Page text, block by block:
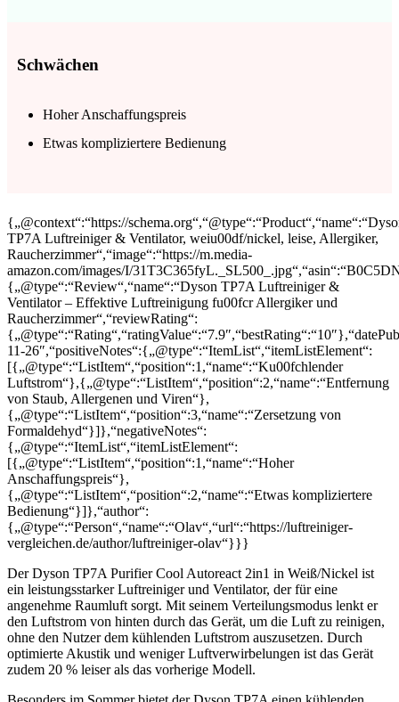
Schwächen
Hoher Anschaffungspreis
Etwas kompliziertere Bedienung
{„@context“:“https://
TP7A Luftreiniger & Ventilator, weiu00df/nickel, leise, Allergiker,
Raucherzimmer“,“image“:“https://m.media-
amazon.com/images/I/
{„@type“:“Review“,“name“:“Dyson TP7A Luftreiniger &
Ventilator – Effektive Luftreinigung fu00fcr Allergiker und
Raucherzimmer“,“reviewRating“:
11-26″,“positiveNotes“:{„@type“:“ItemList“,“itemListElement“:
[{„@type“:“ListItem“,“position“:1,“name“:“Ku00fchlender
Luftstrom“},{„@type“:“ListItem“,“position“:2,“name“:“Entfernung
von Staub, Allergenen und Viren“},
{„@type“:“ListItem“,“position“:3,“name“:“Zersetzung von
Formaldehyd“}]},“negativeNotes“:
{„@type“:“ItemList“,“itemListElement“:
[{„@type“:“ListItem“,“position“:1,“name“:“Hoher
Anschaffungspreis“},
{„@type“:“ListItem“,“position“:2,“name“:“Etwas kompliziertere
Bedienung“}]},“author“:
{„@type“:“Person“,“name“:“Olav“,“url“:“https://luftreiniger-
vergleichen.de/author/luftreiniger-olav“}}}
Der Dyson TP7A Purifier Cool Autoreact 2in1 in Weiß/Nickel ist
ein leistungsstarker Luftreiniger und Ventilator, der für eine
angenehme Raumluft sorgt. Mit seinem Verteilungsmodus lenkt er
den Luftstrom von hinten durch das Gerät, um die Luft zu reinigen,
ohne den Nutzer dem kühlenden Luftstrom auszusetzen. Durch
optimierte Akustik und weniger Luftverwirbelungen ist das Gerät
zudem 20 % leiser als das vorherige Modell.